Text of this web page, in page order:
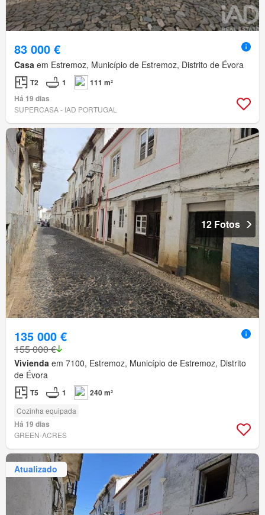
83 000 €
Casa em Estremoz, Município de Estremoz, Distrito de Évora
T2 1
111 m²
Há 19 dias
SUPERCASA - IAD PORTUGAL
12 Fotos
135 000 €
155 000 €
Vivienda em 7100, Estremoz, Município de Estremoz, Distrito
de Évora
T5 1 240 m²
Cozinha equipada
Há 19 dias
GREEN-ACRES
Atualizado